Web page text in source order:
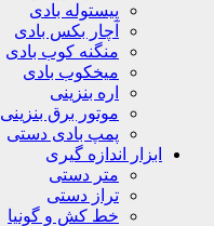
پیستوله بادی
آچار بکس بادی
منگنه کوب بادی
میخکوب بادی
اره بنزینی
موتور برق بنزینی
پمپ بادی دستی
ابزار اندازه گیری
متر دستی
تراز دستی
خط کش و گونیا